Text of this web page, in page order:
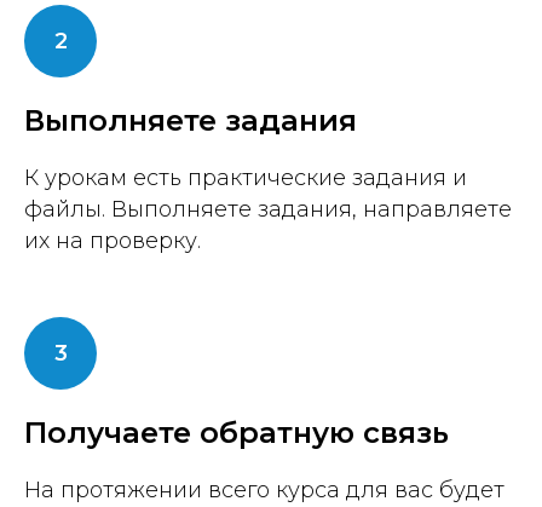
Выполняете задания
К урокам есть практические задания и
файлы. Выполняете задания, направляете
их на проверку.
Получаете обратную связь
На протяжении всего курса для вас будет